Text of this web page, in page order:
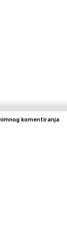
komentiranja